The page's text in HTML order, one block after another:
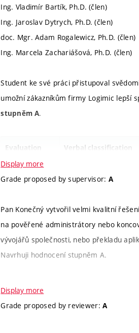
Ing. Vladimír Bartík, Ph.D. (člen)
Ing. Jaroslav Dytrych, Ph.D. (člen)
doc. Mgr. Adam Rogalewicz, Ph.D. (člen)
Ing. Marcela Zachariášová, Ph.D. (člen)
Student ke své práci přistupoval
umožní zákazníkům firmy Logimic lepší
stupněm A.
Evaluation
criteria
Verbal classification
Information
assignment
Zadání vzniklo ve
modulů klientské
účely student
(TypeScript, Angular).
jeho bodech.
Bakalářská práce.
Display more
Grade proposed by supervisor: A
Pan Konečný vytvořil velmi kvalitní
na pověřené administrátory nebo
vývojářů společnosti, nebo překladu
Navrhuji hodnocení stupněm A.
Evaluation
criteria
Display more
Grade proposed by reviewer:A